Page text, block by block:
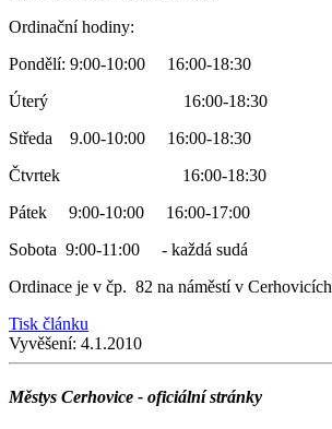
Ordinační hodiny:
Pondělí: 9:00-10:00 16:00-18:30
Úterý 16:00-18:30
Středa 9.00-10:00 16:00-18:30
Čtvrtek 16:00-18:30
Pátek 9:00-10:00 16:00-17:00
Sobota 9:00-11:00 - každá sudá
Ordinace je v čp. 82 na náměstí v Cerhovicích
Tisk článku
Vyvěšení: 4.1.2010
Městys Cerhovice - oficiální stránky